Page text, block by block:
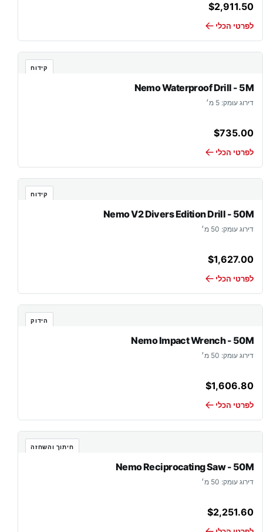
$2,911.50
לפרטי הכלי
קידוח
Nemo Waterproof Drill - 5M
דירוג עומק: 5 מ׳
$735.00
לפרטי הכלי
קידוח
Nemo V2 Divers Edition Drill - 50M
דירוג עומק: 50 מ׳
$1,627.00
לפרטי הכלי
הידוק
Nemo Impact Wrench - 50M
דירוג עומק: 50 מ׳
$1,606.80
לפרטי הכלי
חיתוך והשחזה
Nemo Reciprocating Saw - 50M
דירוג עומק: 50 מ׳
$2,251.60